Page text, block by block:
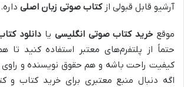
آرشیو قابل قبولی ازکتاب صوتی زبان اصلی داره.
موقع خرید کتاب صوتی انگلیسی یا دانلود
حتماً از پلتفرم‌های معتبر استفاده کنید تا
کیفیت راحت باشه و هم حقوق نویسنده و راوی
اگه دنبال منبع معتبری برای خرید کتاب و